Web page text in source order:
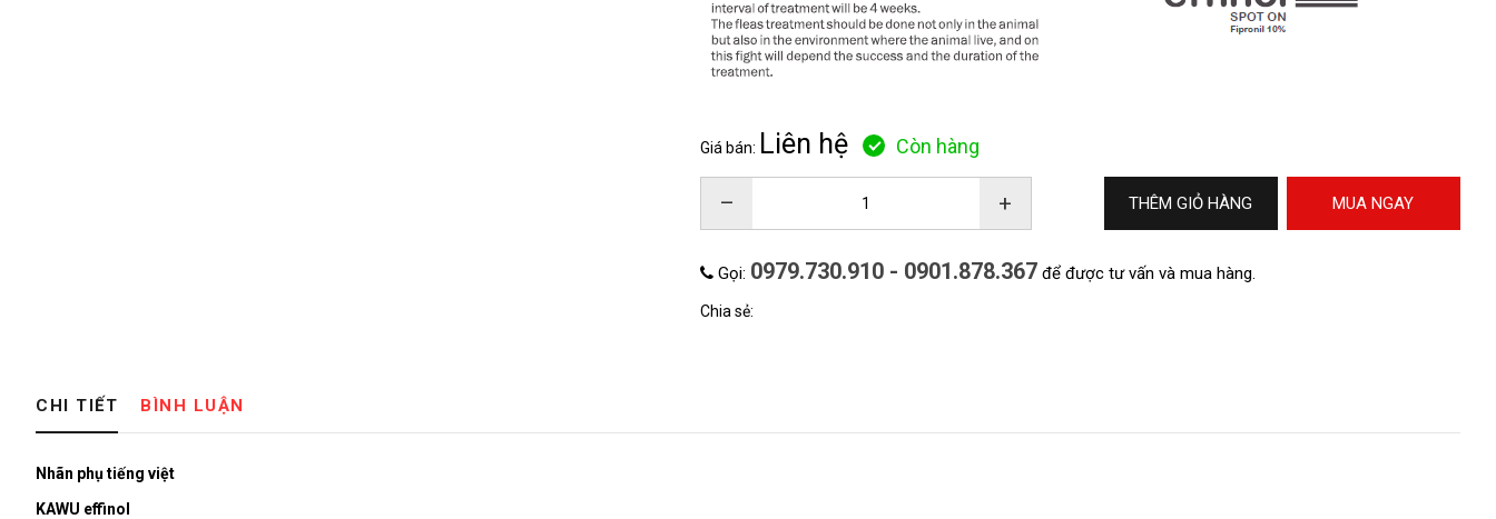
Giá bán: Liên hệ Còn hàng
– + THÊM GIỎ HÀNG MUA NGAY
Gọi: 0979.730.910 - 0901.878.367 để được tư vấn và mua hàng.
Chia sẻ:
CHI TIẾT BÌNH LUẬN
Nhãn phụ tiếng việt
KAWU effinol